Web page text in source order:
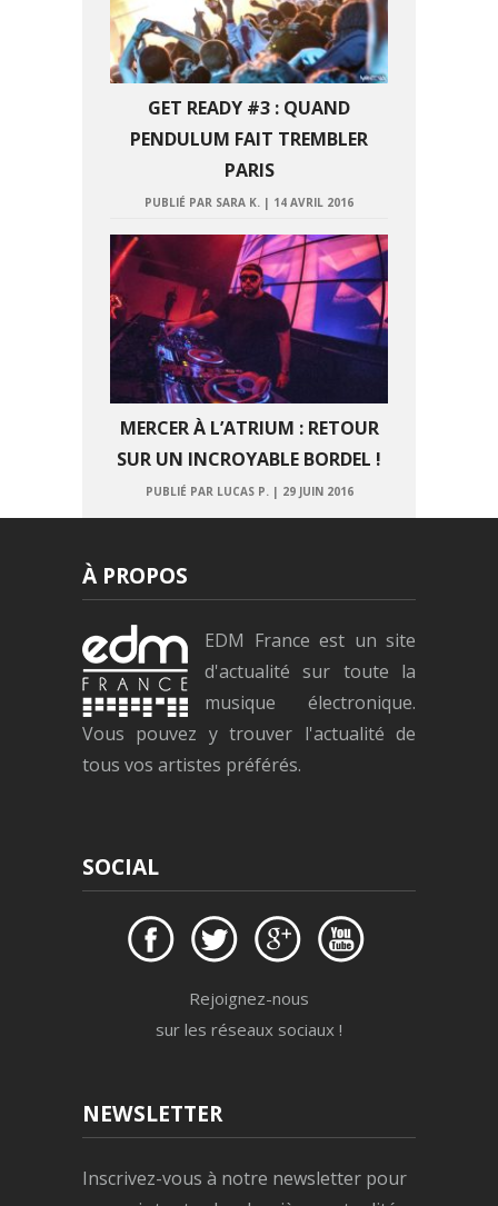
GET READY #3 : QUAND
PENDULUM FAIT TREMBLER
PARIS
PUBLIÉ PAR SARA K. | 14 AVRIL 2016
MERCER À L’ATRIUM : RETOUR
SUR UN INCROYABLE BORDEL !
PUBLIÉ PAR LUCAS P.| 29 JUIN 2016
À PROPOS
EDM France est un site
d'actualité sur toute la
musique électronique.
Vous pouvez y trouver l'actualité de
tous vos artistes préférés.
SOCIAL
Rejoignez-nous
sur les réseaux sociaux !
NEWSLETTER
Inscrivez-vous à notre newsletter pour